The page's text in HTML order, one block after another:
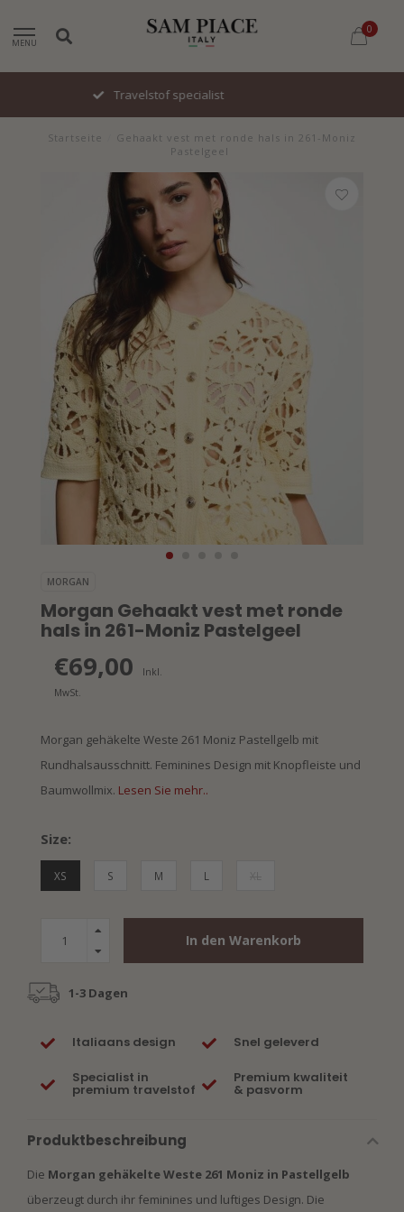
MENU
0
Snel geleverd
Startseite
Gehaakt vest met ronde hals in 261-Moniz
Pastelgeel
MORGAN
Morgan Gehaakt vest met ronde
hals in 261-Moniz Pastelgeel
€69,00
Inkl.
MwSt.
Morgan gehäkelte Weste 261 Moniz Pastellgelb mit
Rundhalsausschnitt. Feminines Design mit Knopfleiste und
Baumwollmix. Lesen Sie mehr..
Size:
XS S M L
In den Warenkorb
1-3 Dagen
Italiaans design Snel geleverd
Specialist in
premium travelstof
Premium kwaliteit
& pasvorm
Produktbeschreibung
Die Morgan gehäkelte Weste 261 Moniz in Pastellgelb
überzeugt durch ihr feminines und luftiges Design. Die